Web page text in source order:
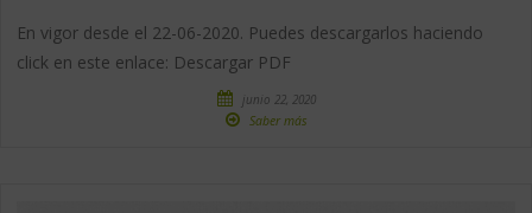
En vigor desde el 22-06-2020. Puedes descargarlos haciendo
click en este enlace: Descargar PDF
junio 22, 2020
Saber más